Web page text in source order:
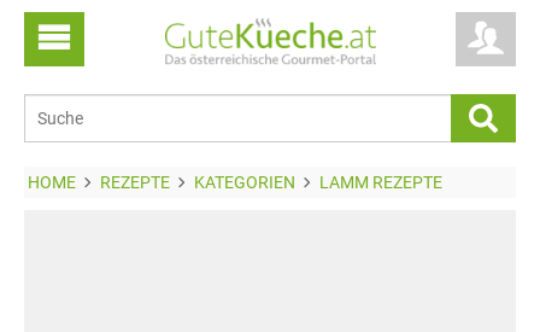
HOME REZEPTE KATEGORIEN LAMM REZEPTE